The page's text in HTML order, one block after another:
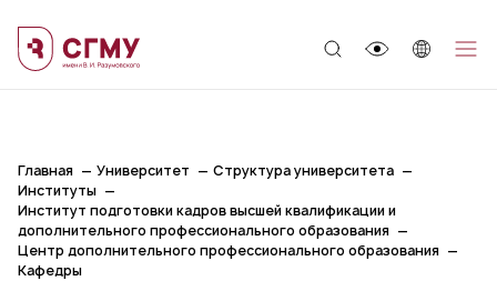
Главная Университет
Структура университета
Институты
Институт подготовки кадров высшей квалификации и
дополнительного профессионального образования
Центр дополнительного профессионального образования
Кафедры